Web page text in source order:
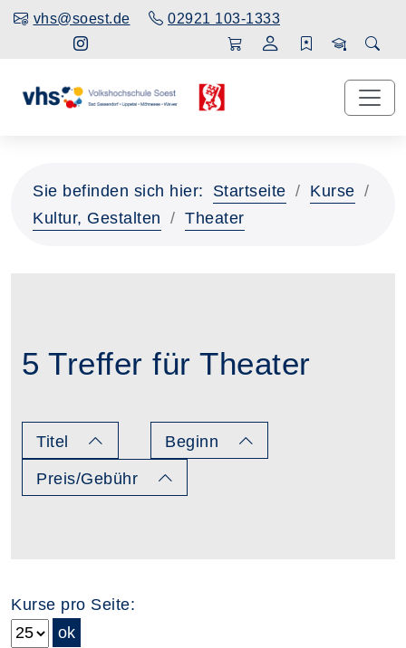
vhs@soest.de 02921 103-1333
Sie befinden sich hier: Startseite
Kurse
Kultur, Gestalten
Theater
5 Treffer für Theater
Titel Beginn
Preis/Gebühr
Kurse pro Seite: